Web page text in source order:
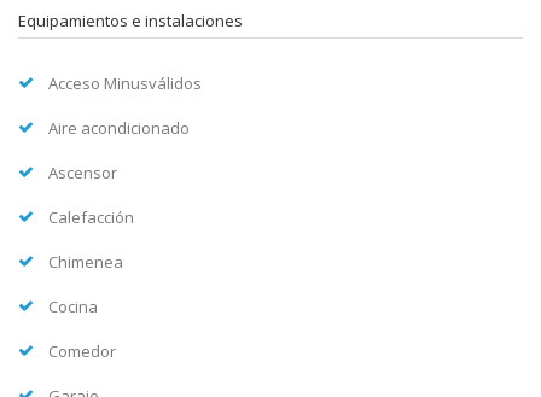
Equipamientos e instalaciones
Acceso Minusválidos
Aire acondicionado
Ascensor
Calefacción
Chimenea
Cocina
Comedor